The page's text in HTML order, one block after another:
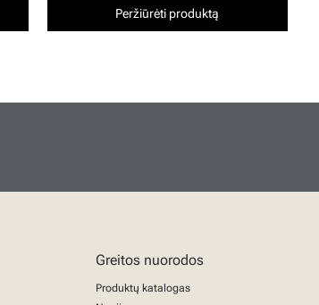
Peržiūrėti produktą
Greitos nuorodos
Produktų katalogas